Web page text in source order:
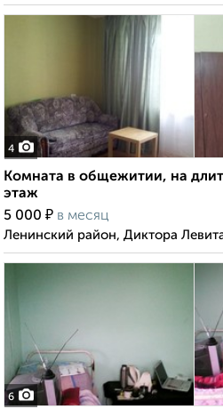
4
Комната в общежитии, на
этаж
5 000 ₽ в месяц
Ленинский район, Диктора
6